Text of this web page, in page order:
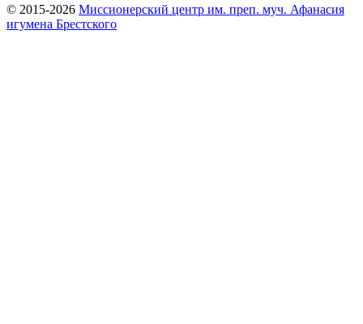
© 2015-2026 Миссионерский центр им. преп. муч. Афанасия
игумена Брестского